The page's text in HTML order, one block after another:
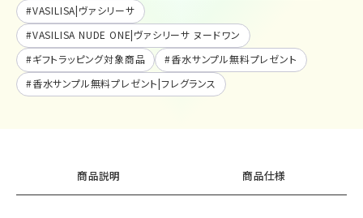
#VASILISA|ヴァシリーサ
#VASILISA NUDE ONE|ヴァシリーサ ヌードワン
#ギフトラッピング対象商品 #香水サンプル無料プレゼント
#香水サンプル無料プレゼント|フレグランス
商品説明 商品仕様